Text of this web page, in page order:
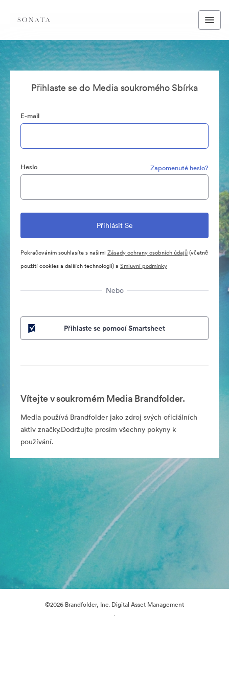
Přihlaste se do Media soukromého Sbírka
E-mail
Heslo Zapomenuté heslo?
Pokračováním souhlasíte s našimi Zásady ochrany osobních údajů(včetně
použití cookies a dalších technologií) a Smluvní podmínky
Nebo
Přihlaste se pomocí Smartsheet
Vítejte v soukromém Media Brandfolder.
Media používá Brandfolder jako zdroj svých oficiálních
aktiv značky.Dodržujte prosím všechny pokyny k
používání.
©2026 Brandfolder, Inc. Digital Asset Management
·